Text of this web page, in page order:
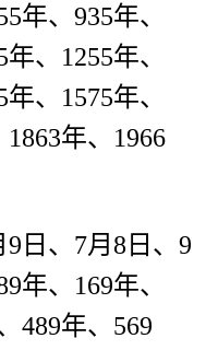
年、935年、
、1255年、
、1575年、
年、1966
9日、7月8日、9
年、169年、
489年、569